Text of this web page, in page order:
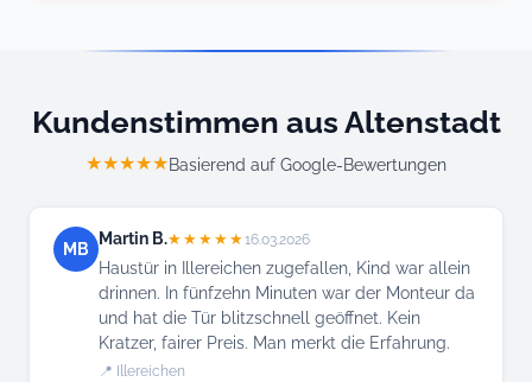
Kundenstimmen aus Altenstadt
★★★★★Basierend auf Google-Bewertungen
MB
Martin B.★★★★★16.03.2026
Haustür in Illereichen zugefallen, Kind war allein
drinnen. In fünfzehn Minuten war der Monteur da
und hat die Tür blitzschnell geöffnet. Kein
Kratzer, fairer Preis. Man merkt die Erfahrung.
📍 Illereichen